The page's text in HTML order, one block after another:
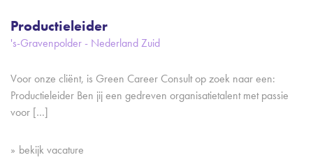
Productieleider
's-Gravenpolder - Nederland Zuid
Voor onze cliënt, is Green Career Consult op zoek naar een:
Productieleider Ben jij een gedreven organisatietalent met passie
voor […]
bekijk vacature